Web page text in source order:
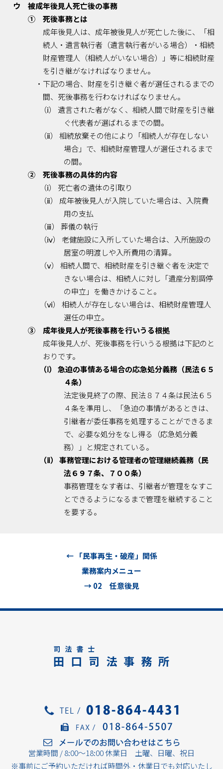
ウ 被成年後見人死亡後の事務
① 死後事務とは
成年後見人は、成年被後見人が死亡した後に、「相
続人・遺言執行者（遺言執行者がいる場合）・相続
財産管理人（相続人がいない場合）」等に相続財産
を引き継がなければなりません。
・下記の場合、財産を引き継ぐ者が選任されるまでの
間、死後事務を行わなければなりません。
（ⅰ） 遺言された者がなく、相続人間で財産を引き継
ぐ代表者が選ばれるまでの間。
（ⅱ） 相続放棄その他により「相続人が存在しない
場合」で、相続財産管理人が選任されるまで
の間。
② 死後事務の具体的内容
（ⅰ） 死亡者の遺体の引取り
（ⅱ） 成年被後見人が入院していた場合は、入院費
用の支払
（ⅲ） 葬儀の執行
（ⅳ） 老健施設に入所していた場合は、入所施設の
居室の明渡しや入所費用の清算。
（ⅴ） 相続人間で、相続財産を引き継ぐ者を決定で
きない場合は、相続人に対し「遺産分割調停
の申立」を働きかけること。
（ⅵ） 相続人が存在しない場合は、相続財産管理人
選任の申立。
③ 成年後見人が死後事務を行いうる根拠
成年後見人が、死後事務を行いうる根拠は下記のと
おりです。
（ⅰ） 急迫の事情ある場合の応急処分義務（民法６５
４条）
法定後見終了の際、民法８７４条は民法６５
４条を準用し、「急迫の事情があるときは、
引継者が委任事務を処理することができるま
で、必要な処分をなし得る（応急処分義
務）」と規定されている。
（ⅱ） 事務管理における管理者の管理継続義務（民
法６９７条、７００条）
事務管理をなす者は、引継者が管理をなすこ
とできるようになるまで管理を継続すること
を要する。
← 「民事再生・破産」関係
業務案内メニュー
→ 02 任意後見
営業時間 / 8:00～18:00 休業日 土曜、日曜、祝日
※事前にご予約いただければ時間外・休業日でも対応いたし